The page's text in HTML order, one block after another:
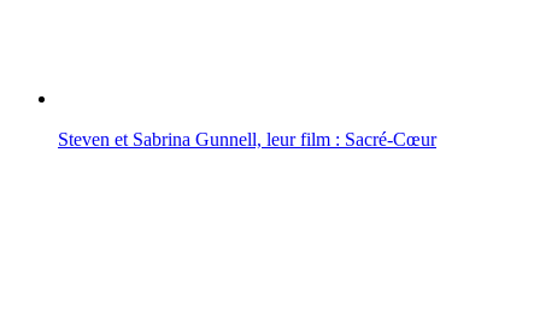
Steven et Sabrina Gunnell, leur film : Sacré-Cœur